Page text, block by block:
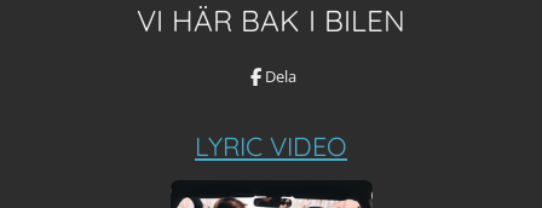
VI HÄR BAK I BILEN
Dela
LYRIC VIDEO